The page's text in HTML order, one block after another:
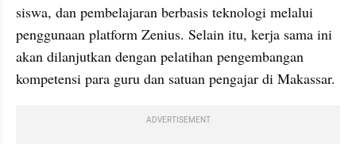
siswa, dan pembelajaran berbasis teknologi melalui
penggunaan platform Zenius. Selain itu, kerja sama ini
akan dilanjutkan dengan pelatihan pengembangan
kompetensi para guru dan satuan pengajar di Makassar.
ADVERTISEMENT